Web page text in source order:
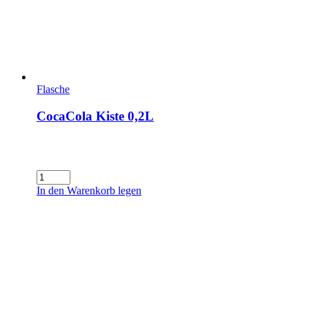
Flasche
CocaCola Kiste 0,2L
CocaCola
Kiste
In den Warenkorb legen